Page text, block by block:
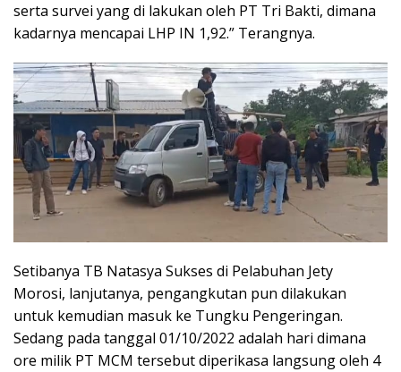
serta survei yang di lakukan oleh PT Tri Bakti, dimana
kadarnya mencapai LHP IN 1,92.” Terangnya.
Setibanya TB Natasya Sukses di Pelabuhan Jety
Morosi, lanjutanya, pengangkutan pun dilakukan
untuk kemudian masuk ke Tungku Pengeringan.
Sedang pada tanggal 01/10/2022 adalah hari dimana
ore milik PT MCM tersebut diperikasa langsung oleh 4